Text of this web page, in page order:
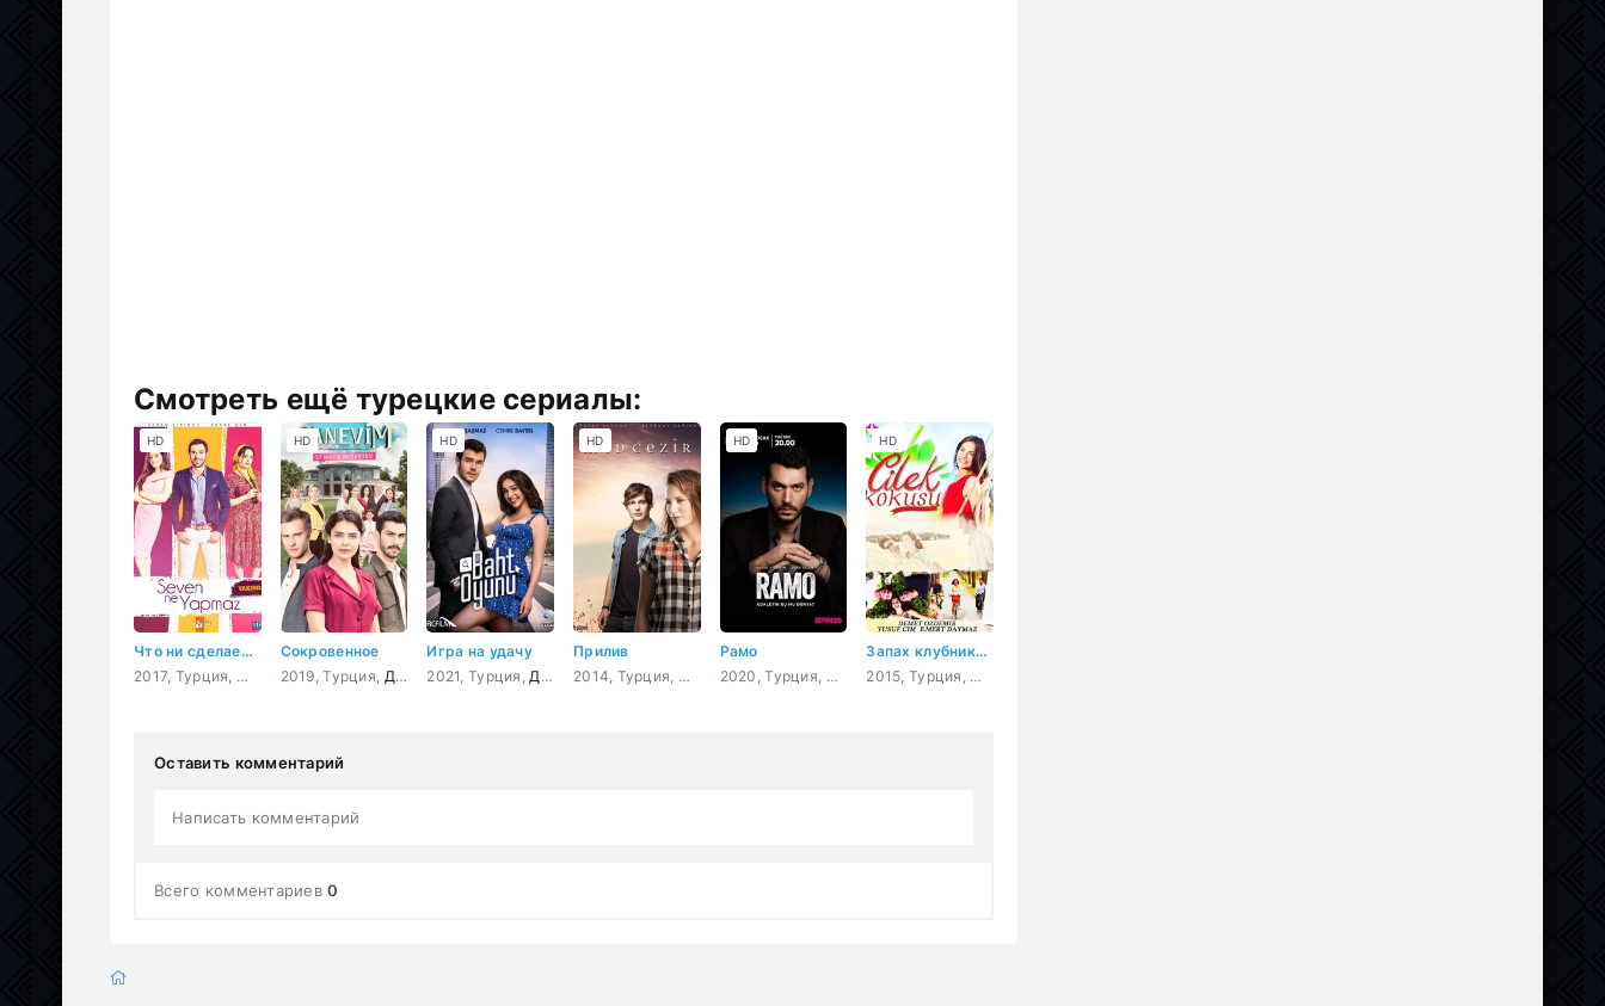
Смотреть ещё турецкие сериалы:
Что ни сделает влюбленный
2017, Турция,
Мелодрама ,Комедия
HD
Сокровенное
2019, Турция, Драма
HD
Игра на удачу
2021, Турция, Драма ,Мелодрама Комедия
HD
Прилив
2014, Турция,
Драма,Мелодрама Комедия
HD
Рамо
2020, Турция,
Драма,Боевик,Криминал
HD
Запах клубники 35 серия
2015, Турция,
Мелодрама
HD
Оставить комментарий
Написать комментарий
Всего комментариев0